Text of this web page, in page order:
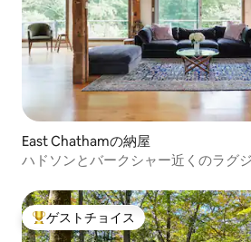
East Chathamの納屋
ハドソンとバークシャー近くのラグ
大好評のゲストチョイスです。
ゲストチョイス